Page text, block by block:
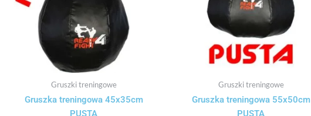
Gruszki treningowe
Gruszka treningowa 45x35cm
Gruszki treningowe
Gruszka treningowa 55x50cm